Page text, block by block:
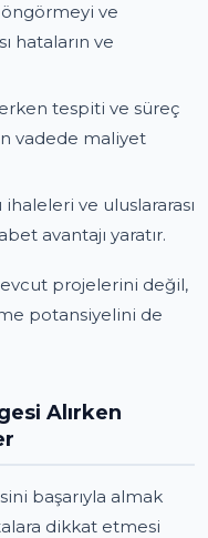
ve
hataların ve
tespiti ve süreç
vadede maliyet
ve uluslararası
avantajı yaratır.
projelerini değil,
potansiyelini de
Alırken
başarıyla almak
dikkat etmesi